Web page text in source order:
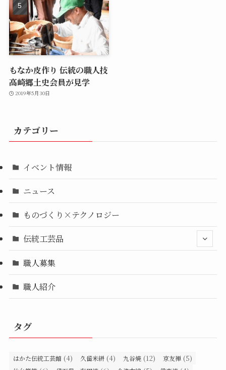
もなか皮作り 伝統の職人技
高崎郷土史会員が見学
2019年5月30日
カテゴリー
イベント情報
ニュース
ものづくり×テクノロジー
伝統工芸品
職人募集
職人紹介
タグ
はかた伝統工芸館 (4) 久留米絣 (4) 九谷焼 (12) 京友禅 (5)